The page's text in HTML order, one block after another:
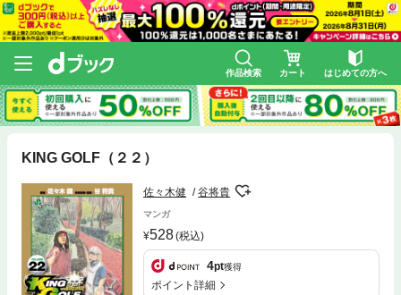
作品検索 カート はじめての方へ
KING GOLF（２２）
佐々木健 谷将貴
マンガ
528(税込)
4pt獲得
ポイント詳細